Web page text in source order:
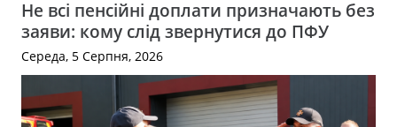
Не всі пенсійні доплати призначають без
заяви: кому слід звернутися до ПФУ
Середа, 5 Серпня, 2026